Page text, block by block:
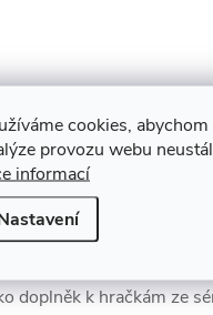
cookies,
provozu webu
informací
apod. Umožní vašemu
doplněk k hračkám ze